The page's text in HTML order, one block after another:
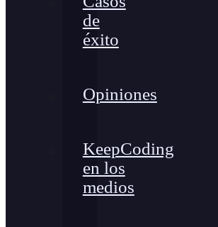
de
éxito
Opiniones
KeepCoding
en los
medios